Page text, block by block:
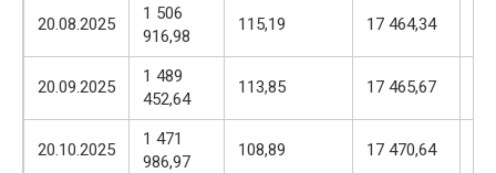
20.08.2025
1 506
916,98
115,19 17 464,34
20.09.2025
1 489
452,64
113,85 17 465,67
20.10.2025
1 471
986,97
108,89 17 470,64